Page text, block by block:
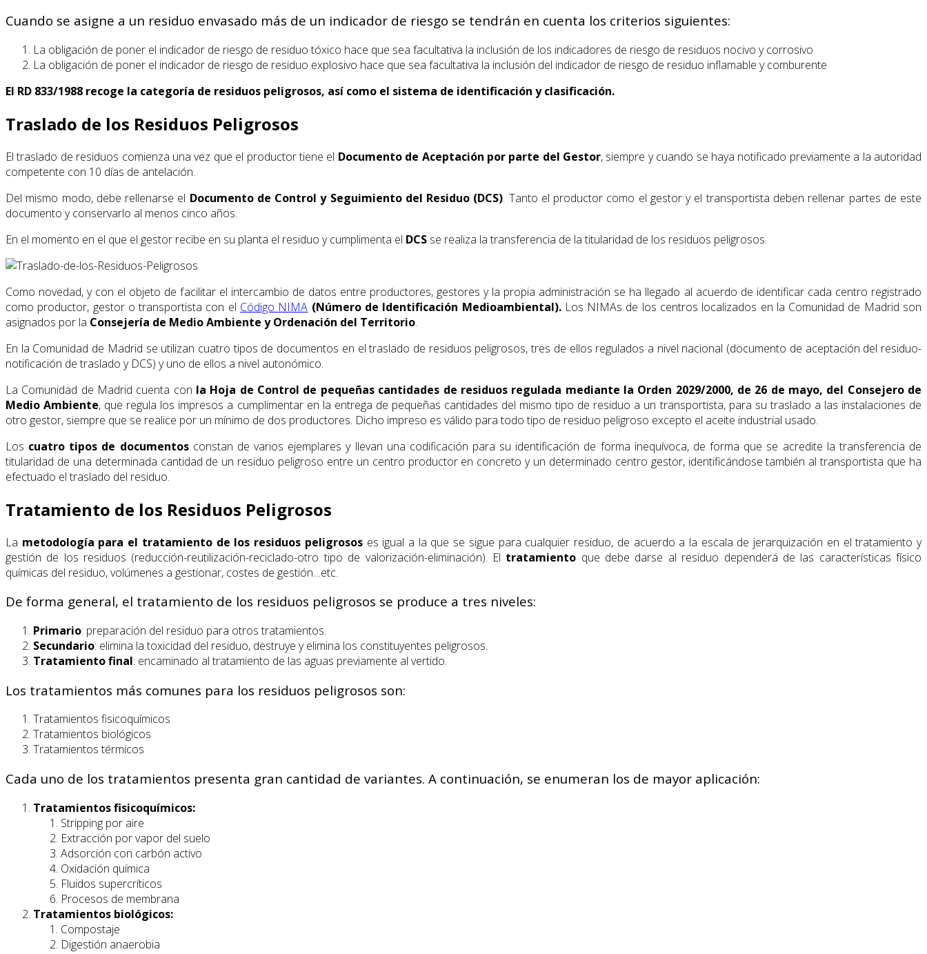
Cuando se asigne a un residuo envasado más de un indicador de riesgo se tendrán en cuenta los criterios siguientes:
La obligación de poner el indicador de riesgo de residuo tóxico hace que sea facultativa la inclusión de los indicadores de riesgo de residuos nocivo y corrosivo
La obligación de poner el indicador de riesgo de residuo explosivo hace que sea facultativa la inclusión del indicador de riesgo de residuo inflamable y comburente
El RD 833/1988 recoge la categoría de residuos peligrosos, así como el sistema de identificación y clasificación.
Traslado de los Residuos Peligrosos
El traslado de residuos comienza una vez que el productor tiene el Documento de Aceptación por parte del Gestor, siempre y cuando se haya notificado previamente a la autoridad
competente con 10 días de antelación.
Del mismo modo, debe rellenarse el Documento de Control y Seguimiento del Residuo (DCS). Tanto el productor como el gestor y el transportista deben rellenar partes de este
documento y conservarlo al menos cinco años.
En el momento en el que el gestor recibe en su planta el residuo y cumplimenta el DCS se realiza la transferencia de la titularidad de los residuos peligrosos.
Como novedad, y con el objeto de facilitar el intercambio de datos entre productores, gestores y la propia administración se ha llegado al acuerdo de identificar cada centro registrado
como productor, gestor o transportista con el Código NIMA (Número de Identificación Medioambiental).Los NIMAs de los centros localizados en la Comunidad de Madrid son
asignados por la Consejería de Medio Ambiente y Ordenación del Territorio.
En la Comunidad de Madrid se utilizan cuatro tipos de documentos en el traslado de residuos peligrosos, tres de ellos regulados a nivel nacional (documento de aceptación del residuo-
notificación de traslado y DCS) y uno de ellos a nivel autonómico.
La Comunidad de Madrid cuenta con la Hoja de Control de pequeñas cantidades de residuos regulada mediante la Orden 2029/2000, de 26 de mayo, del Consejero de
Medio Ambiente, que regula los impresos a cumplimentar en la entrega de pequeñas cantidades del mismo tipo de residuo a un transportista, para su traslado a las instalaciones de
otro gestor, siempre que se realice por un mínimo de dos productores. Dicho impreso es válido para todo tipo de residuo peligroso excepto el aceite industrial usado.
Los cuatro tipos de documentosconstan de varios ejemplares y llevan una codificación para su identificación de forma inequívoca, de forma que se acredite la transferencia de
titularidad de una determinada cantidad de un residuo peligroso entre un centro productor en concreto y un determinado centro gestor, identificándose también al transportista que ha
efectuado el traslado del residuo.
Tratamiento de los Residuos Peligrosos
La metodología para el tratamiento de los residuos peligrososes igual a la que se sigue para cualquier residuo, de acuerdo a la escala de jerarquización en el tratamiento y
gestión de los residuos (reducción-reutilización-reciclado-otro tipo de valorización-eliminación). El tratamiento que debe darse al residuo dependerá de las características físico
químicas del residuo, volúmenes a gestionar, costes de gestión…etc.
De forma general, el tratamiento de los residuos peligrosos se produce a tres niveles:
Primario: preparación del residuo para otros tratamientos.
Secundario: elimina la toxicidad del residuo, destruye y elimina los constituyentes peligrosos.
Tratamiento final: encaminado al tratamiento de las aguas previamente al vertido.
Los tratamientos más comunes para los residuos peligrosos son:
Tratamientos fisicoquímicos
Tratamientos biológicos
Tratamientos térmicos
Cada uno de los tratamientos presenta gran cantidad de variantes. A continuación, se enumeran los de mayor aplicación:
Tratamientos fisicoquímicos:
Stripping por aire
Extracción por vapor del suelo
Adsorción con carbón activo
Oxidación química
Fluidos supercríticos
Procesos de membrana
Tratamientos biológicos:
Compostaje
Digestión anaerobia